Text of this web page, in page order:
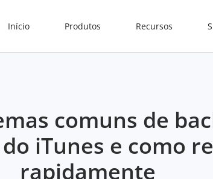
Início Produtos Recursos
comuns de
iTunes e como
rapidamente